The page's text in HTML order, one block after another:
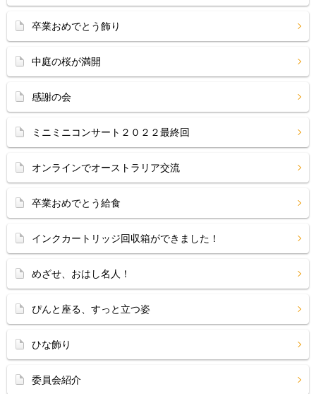
卒業おめでとう飾り
中庭の桜が満開
感謝の会
ミニミニコンサート２０２２最終回
オンラインでオーストラリア交流
卒業おめでとう給食
インクカートリッジ回収箱ができました！
めざせ、おはし名人！
ぴんと座る、すっと立つ姿
ひな飾り
委員会紹介